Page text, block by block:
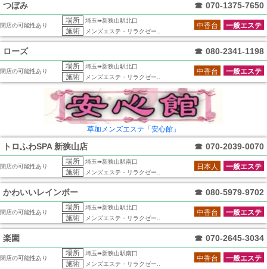
つぼみ ☎ 070-1375-7650
閉店の可能性あり
場所 埼玉➠新狭山駅北口
施術 メンズエステ・リラクゼー..
一般エステ
中香台
ローズ ☎ 080-2341-1198
閉店の可能性あり
場所 埼玉➠新狭山駅北口
施術 メンズエステ・リラクゼー..
一般エステ
中香台
草加メンズエステ「安心館」
トロふわSPA 新狭山店 ☎ 070-2039-0070
閉店の可能性あり
場所 埼玉➠新狭山駅南口
施術 メンズエステ・リラクゼー..
一般エステ
日本人
かわいいレインボー ☎ 080-5979-9702
閉店の可能性あり
場所 埼玉➠新狭山駅北口
施術 メンズエステ・リラクゼー..
一般エステ
中香台
楽園 ☎ 070-2645-3034
閉店の可能性あり
場所 埼玉➠新狭山駅南口
施術 メンズエステ・リラクゼー..
一般エステ
中香台